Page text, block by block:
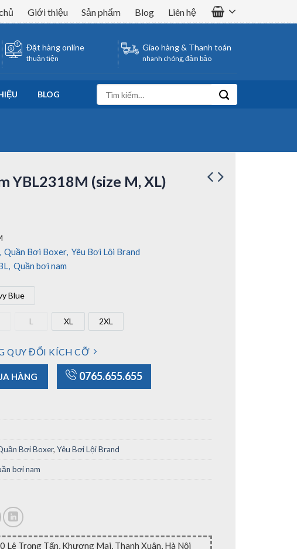
Giới thiệu Sản phẩm Blog Liên hệ
Đặt hàng online
thuận tiện
Giao hàng & Thanh toán
nhanh chóng, đảm bảo
BLOG
kiếm:
YBL2318M (size M, XL)
, Quần Bơi Boxer, Yêu Bơi Lội Brand
, Quần bơi nam
Blue
Navy Blue
LL XL
XL 2XL
2XL
QUY ĐỔI KÍCH CỠ
(size M, XL) số lượng
HÀNG 0765.655.655
Bơi Boxer, Yêu Bơi Lội Brand
bơi nam
Lê Trọng Tấn, Khương Mai, Thanh Xuân, Hà Nội